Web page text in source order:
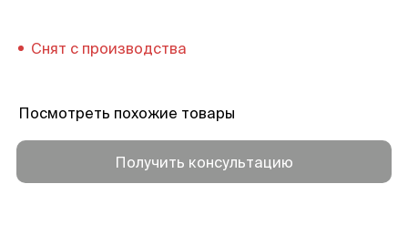
Снят с производства
Посмотреть похожие товары
Получить консультацию